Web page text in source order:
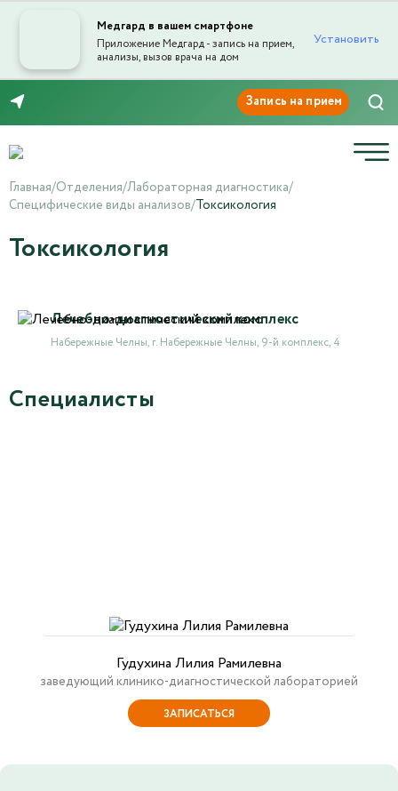
Медгард в вашем смартфоне
Приложение Медгард - запись на прием,
анализы, вызов врача на дом
Установить
Главная/Отделения/Лабораторная диагностика/
Специфические виды анализов/Токсикология
Токсикология
Лечебно-диагностический комплекс
Набережные Челны, г. Набережные Челны, 9-й комплекс, 4
Специалисты
Гудухина Лилия Рамилевна
заведующий клинико-диагностической лабораторией
ЗАПИСАТЬСЯ